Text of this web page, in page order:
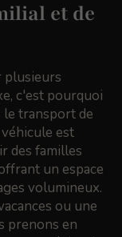
et de
plusieurs
c'est pourquoi
le transport de
est
des familles
un espace
volumineux.
ou une
prenons en